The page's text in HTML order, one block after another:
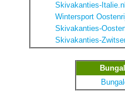
Skivakanties-Italie.nl
Wintersport
Skivakanties-
Skivakanties-